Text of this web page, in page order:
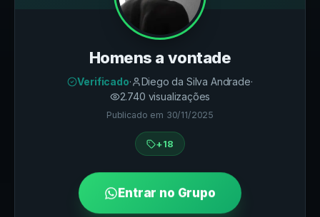
Homens a vontade
Verificado· Diego da Silva Andrade·
2.740 visualizações
Publicado em 30/11/2025
+18
Entrar no Grupo